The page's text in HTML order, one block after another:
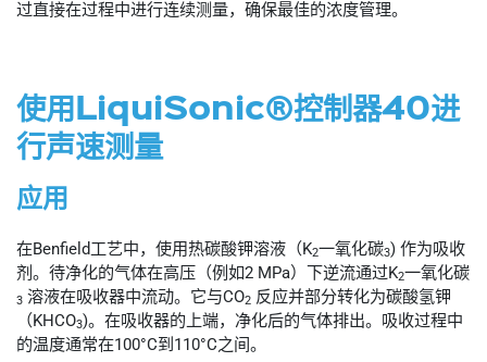
过直接在过程中进行连续测量，确保最佳的浓度管理。
使用LiquiSonic®控制器40进
行声速测量
应用
在Benfield工艺中，使用热碳酸钾溶液（K2一氧化碳3) 作为吸收
剂。待净化的气体在高压（例如2 MPa）下逆流通过K2一氧化碳
3 溶液在吸收器中流动。它与CO2 反应并部分转化为碳酸氢钾
（KHCO3)。在吸收器的上端，净化后的气体排出。吸收过程中
的温度通常在100°C到110°C之间。